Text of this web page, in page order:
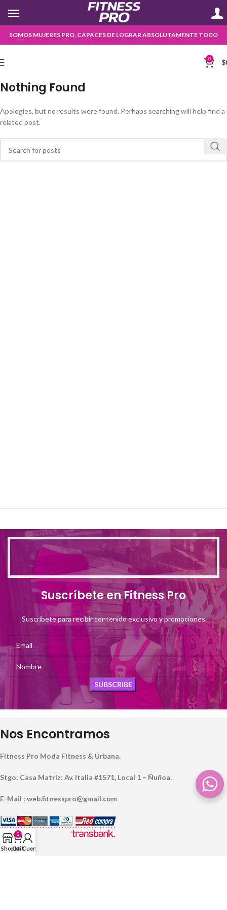
SOMOS MUJERES PRO, CAPACES DE LOGRAR ABSOLUTAMENTE TODO
0 $
Nothing Found
Apologies, but no results were found. Perhaps searching will help find a
related post.
Suscríbete en Fitness Pro
Suscríbete para recibir contenido exclusivo y promociones
Nos Encontramos
Fitness Pro Moda Fitness & Urbana.
Stgo: Casa Matriz: Av. Italia #1571, Local 1 – Ñuñoa.
E-Mail : web.fitnesspro@gmail.com
Shop
0
Cart
Mi Cuenta